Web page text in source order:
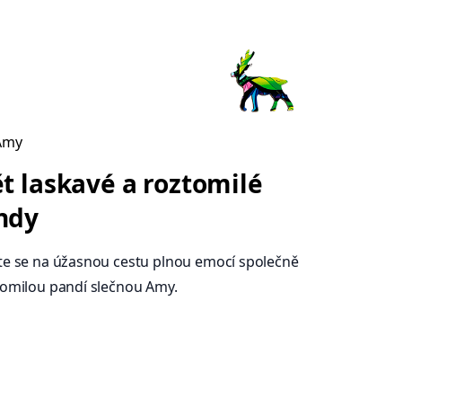
laskavé a roztomilé
se na úžasnou cestu plnou emocí společně
pandí slečnou Amy.